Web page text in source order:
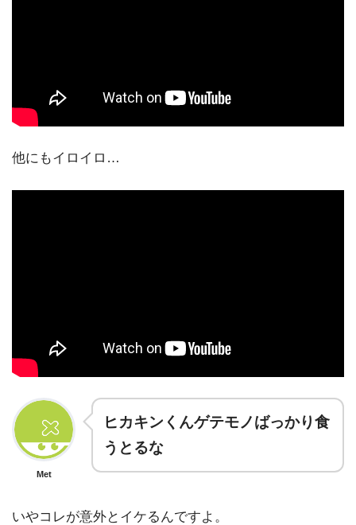
他にもイロイロ…
Met
ヒカキンくんゲテモノばっかり食
うとるな
いやコレが意外とイケるんですよ。